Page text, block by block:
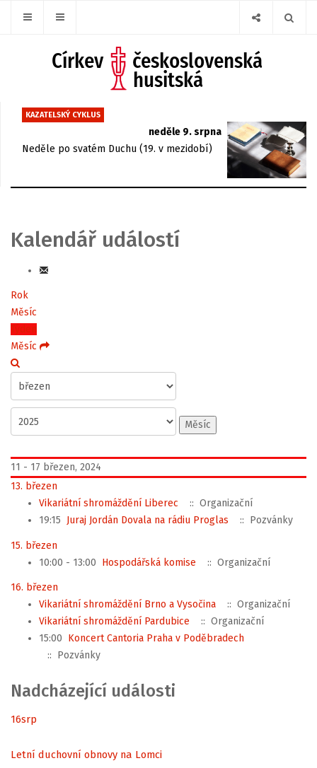
KAZATELSKÝ CYKLUS
neděle 9. srpna
Neděle po svatém Duchu (19. v mezidobí)
Kalendář událostí
Rok
Měsíc
Týden
Měsíc
Měsíc
11 - 17 březen, 2024
13. březen
Vikariátní shromáždění Liberec
:: Organizační
19:15 Juraj Jordán Dovala na rádiu Proglas :: Pozvánky
15. březen
10:00 - 13:00 Hospodářská komise :: Organizační
16. březen
Vikariátní shromáždění Brno a Vysočina
:: Organizační
Vikariátní shromáždění Pardubice
:: Organizační
15:00 Koncert Cantoria Praha v Poděbradech
:: Pozvánky
Nadcházející události
16srp
Letní duchovní obnovy na Lomci